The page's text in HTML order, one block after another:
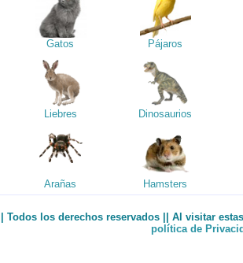
Gatos Pájaros
Liebres Dinosaurios
Arañas Hamsters
|| Todos los derechos reservados || Al visitar
política de